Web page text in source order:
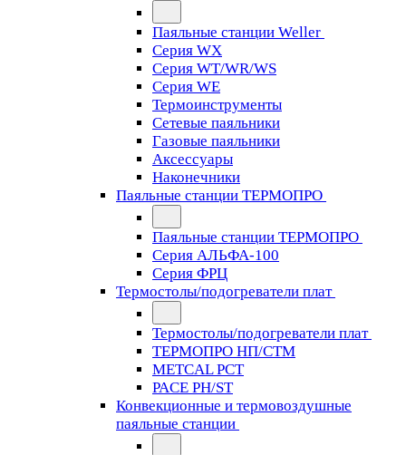
Паяльные станции Weller
Серия WX
Серия WT/WR/WS
Серия WE
Термоинструменты
Сетевые паяльники
Газовые паяльники
Аксессуары
Наконечники
Паяльные станции ТЕРМОПРО
Паяльные станции ТЕРМОПРО
Серия АЛЬФА-100
Серия ФРЦ
Термостолы/подогреватели плат
Термостолы/подогреватели плат
ТЕРМОПРО НП/СТМ
METCAL PCT
PACE PH/ST
Конвекционные и термовоздушные
паяльные станции